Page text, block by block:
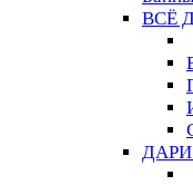
ВСЁ
ДАРИ